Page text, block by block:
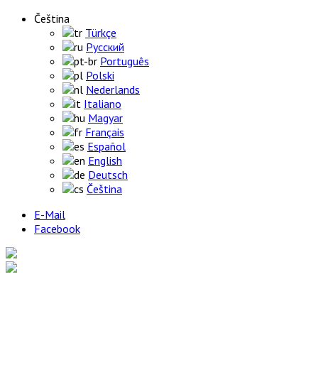
Čeština
Türkçe
Русский
Português
Polski
Nederlands
Italiano
Magyar
Français
Español
English
Deutsch
Čeština
E-Mail
Facebook